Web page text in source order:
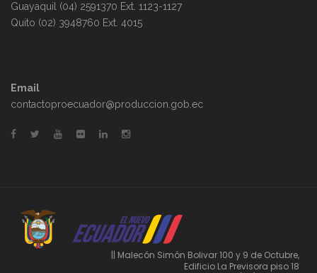
Guayaquil (04) 2591370 Ext. 1123-1127
Quito (02) 3948760 Ext. 4015
Email
contactoproecuador@produccion.gob.ec
|| Malecón Simón Bolivar 100 y 9 de Octubre,
Edificio La Previsora piso 18